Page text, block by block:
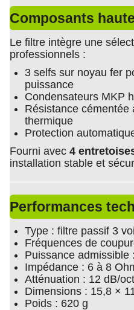
Composants
Le filtre intègre une
professionnels :
3 selfs sur noyau fer
puissance
Condensateurs MKP
Résistance cémentée
thermique
Protection
Fourni avec 4
installation stable et
Performances
Type : filtre passif 3
Fréquences de
Puissance admissible
Impédance : 6 à 8
Atténuation : 12 dB/
Dimensions : 15,8 ×
Poids : 620 g